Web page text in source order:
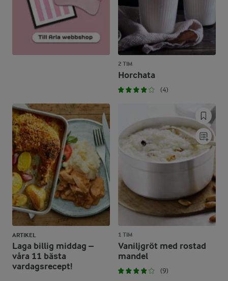
2 TIM
Horchata
(4)
ARTIKEL
Laga billig middag –
våra 11 bästa
vardagsrecept!
1 TIM
Vaniljgröt med rostad
mandel
(9)